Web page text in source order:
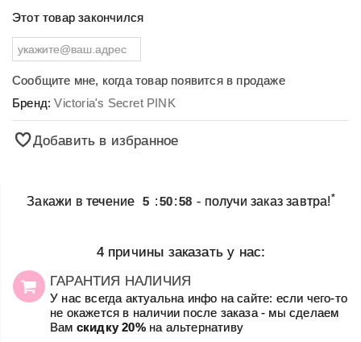
Этот товар закончился
Сообщите мне, когда товар появится в продаже
Бренд:Victoria's Secret PINK
Добавить в избранное
Закажи в течение 5 :50:58 - получи заказ завтра!*
4 причины заказать у нас:
ГАРАНТИЯ НАЛИЧИЯ
У нас всегда актуальна инфо на сайте: если чего-то
не окажется в наличии после заказа - мы сделаем
Вам скидку 20%на альтернативу